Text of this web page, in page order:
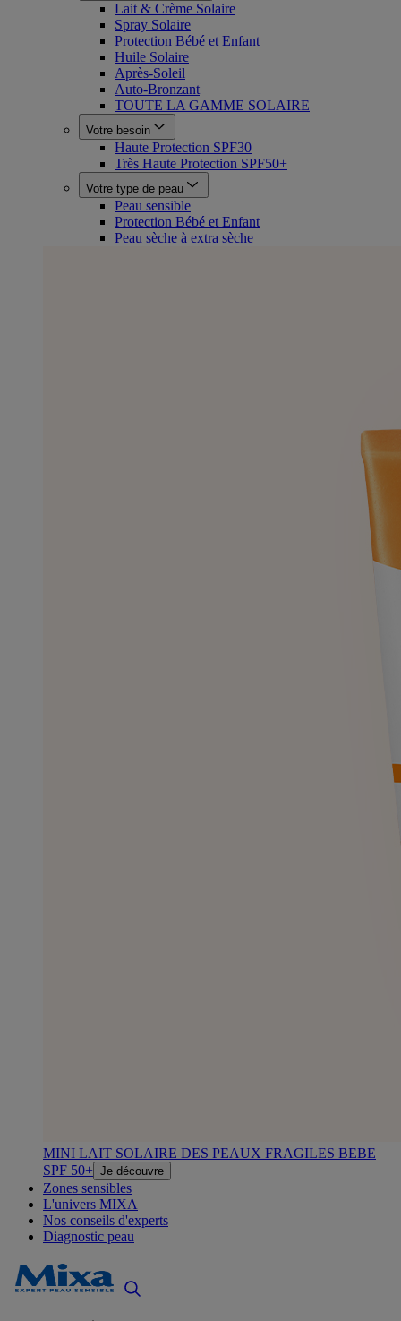
Lait & Crème Solaire
Spray Solaire
Protection Bébé et Enfant
Huile Solaire
Après-Soleil
Auto-Bronzant
TOUTE LA GAMME SOLAIRE
Votre besoin
Haute Protection SPF30
Très Haute Protection SPF50+
Votre type de peau
Peau sensible
Protection Bébé et Enfant
Peau sèche à extra sèche
MINI LAIT SOLAIRE DES PEAUX FRAGILES BEBE
SPF 50+ Je découvre
Zones sensibles
L'univers MIXA
Nos conseils d'experts
Diagnostic peau